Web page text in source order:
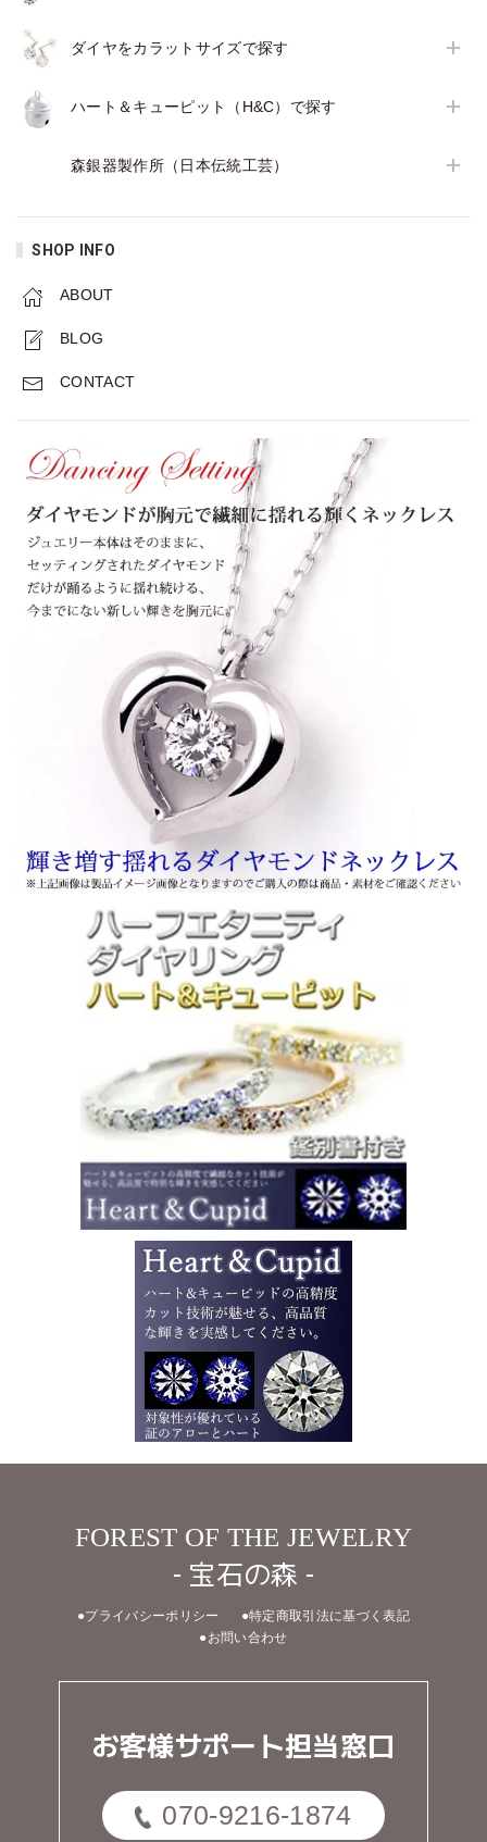
ダイヤをカラットサイズで探す
ハート＆キューピット（H&C）で探す
森銀器製作所（日本伝統工芸）
SHOP INFO
ABOUT
BLOG
CONTACT
FOREST OF THE JEWELRY
- 宝石の森 -
●プライバシーポリシー
●特定商取引法に基づく表記
●お問い合わせ
お客様サポート担当窓口
070-9216-1874